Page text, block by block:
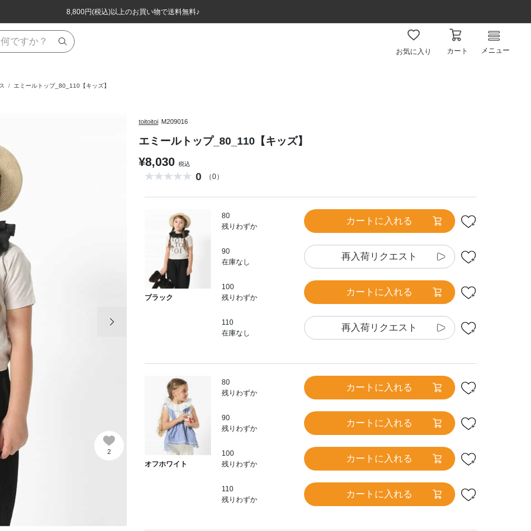
8,800円(税込)以上のお買い物で送料無料♪
ほぼ全品半額！！8/12(水)お昼12:59まで！！
8,800円(税込)以上のお買い物で送料無料♪
ほぼ全品半額！！8/12(水)お昼12:59まで！！
お気に入り カート メニュー
エミールトップ_80_110【キッズ】
2
toitoitoi M209016
エミールトップ_80_110【キッズ】
¥8,030 税込
0 （0）
ブラック
80
残りわずか
カートに入れる
90
在庫なし
再入荷リクエスト
100
残りわずか
カートに入れる
110
在庫なし
再入荷リクエスト
オフホワイト
80
残りわずか
カートに入れる
90
残りわずか
カートに入れる
100
残りわずか
カートに入れる
110
残りわずか
カートに入れる